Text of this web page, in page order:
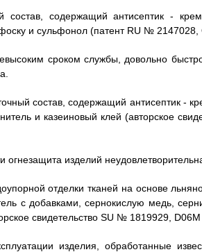
состав, содержащий антисептик -
и сульфонол (патент RU № 2147028,
сроком службы, довольно
состав, содержащий антисептик -
и казеиновый клей (авторское
изделий
отделки тканей на основе
с добавками, сернокислую медь,
свидетельство SU № 1819929,
изделия, обработанные